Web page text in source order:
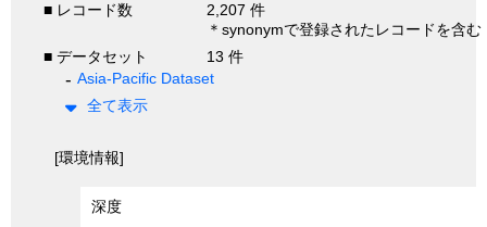
■ レコード数
2,207 件
＊synonymで登録されたレコードを含む
■ データセット
13 件
Asia-Pacific Dataset
全て表示
[環境情報]
深度